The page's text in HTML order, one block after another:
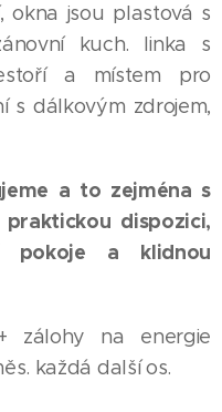
okna jsou plastová s
kuch. linka s
a místem pro
s dálkovým zdrojem,
a to zejména s
dispozici,
pokoje a klidnou
zálohy na energie
každá další os.